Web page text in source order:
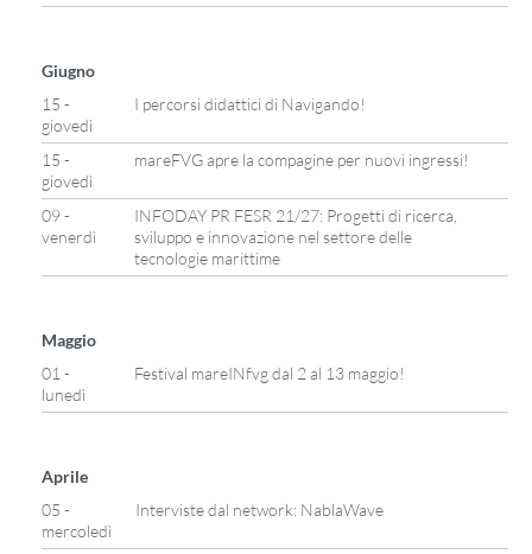
Giugno
15 -
giovedì
I percorsi didattici di Navigando!
15 -
giovedì
mareFVG apre la compagine per nuovi ingressi!
09 -
venerdì
INFODAY PR FESR 21/27: Progetti di ricerca,
sviluppo e innovazione nel settore delle
tecnologie marittime
Maggio
01 -
lunedì
Festival mareINfvg dal 2 al 13 maggio!
Aprile
05 -
mercoledì
Interviste dal network: NablaWave